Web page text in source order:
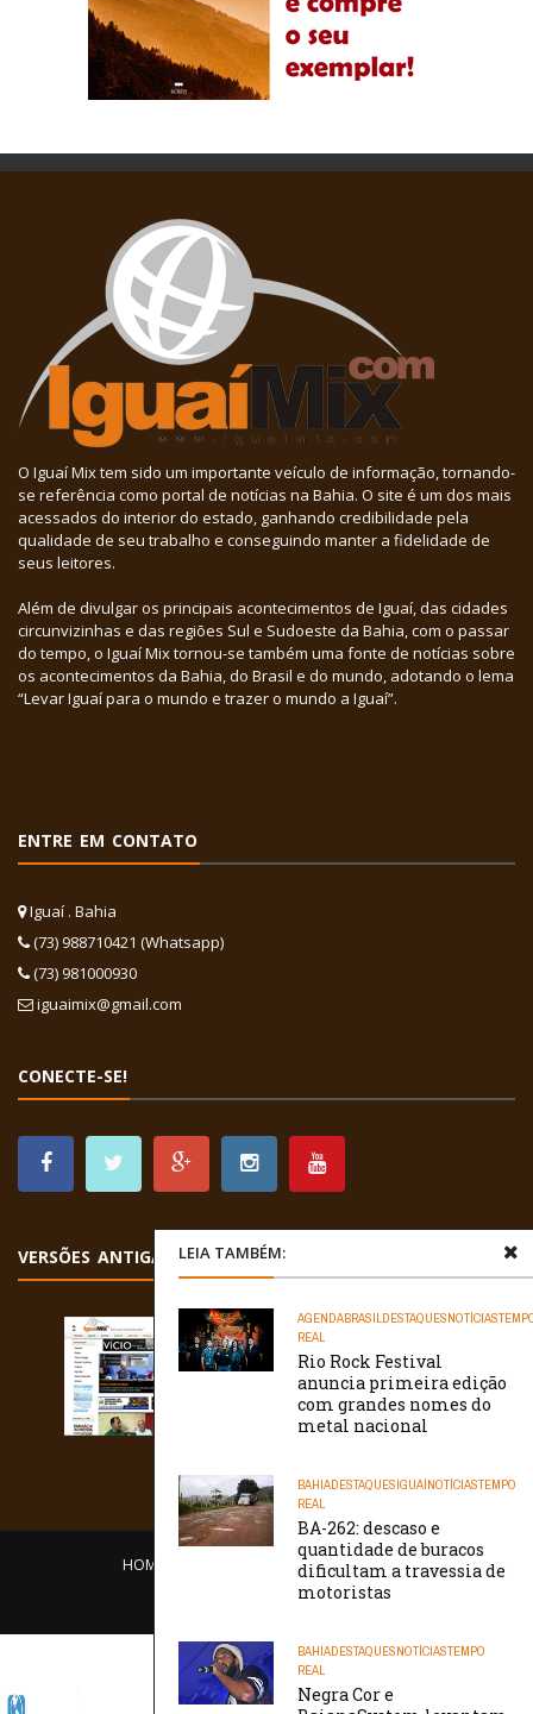
LEIA TAMBÉM:
AGENDABRASILDESTAQUESNOTÍCIAS
REAL
Rio Rock Festival
anuncia primeira edição
com grandes nomes do
metal nacional
BAHIADESTAQUESIGUAÍNOTÍCIASTEMPO
REAL
BA-262: descaso e
quantidade de buracos
dificultam a travessia de
motoristas
BAHIADESTAQUESNOTÍCIASTEMPO
REAL
Negra Cor e
O Iguaí Mix tem sido um importante veículo de informação, tornando-
se referência como portal de notícias na Bahia. O site é um dos mais
acessados do interior do estado, ganhando credibilidade pela
qualidade de seu trabalho e conseguindo manter a fidelidade de
seus leitores.
Além de divulgar os principais acontecimentos de Iguaí, das cidades
circunvizinhas e das regiões Sul e Sudoeste da Bahia, com o passar
do tempo, o Iguaí Mix tornou-se também uma fonte de notícias sobre
os acontecimentos da Bahia, do Brasil e do mundo, adotando o lema
“Levar Iguaí para o mundo e trazer o mundo a Iguaí”.
ENTRE EM CONTATO
Iguaí . Bahia
(73) 988710421 (Whatsapp)
(73) 981000930
iguaimix@gmail.com
CONECTE-SE!
VERSÕES ANTIGAS
HOME O PORTAL CONTATO
/// WebtivaHOSTING